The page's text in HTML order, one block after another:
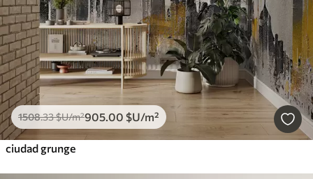
1508.33$U/m²905.00 $U/m²
ciudad grunge